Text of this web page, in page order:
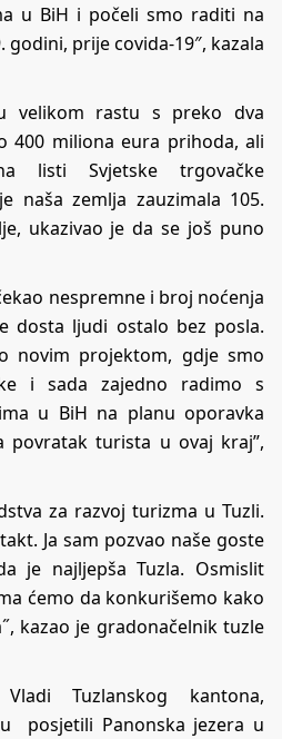
u BiH i počeli smo raditi na
godini, prije covida-19″, kazala
velikom rastu s preko dva
400 miliona eura prihoda, ali
listi Svjetske trgovačke
naša zemlja zauzimala 105.
ukazivao je da se još puno
nespremne i broj noćenja
dosta ljudi ostalo bez posla.
novim projektom, gdje smo
i sada zajedno radimo s
u BiH na planu oporavka
povratak turista u ovaj kraj”,
za razvoj turizma u Tuzli.
Ja sam pozvao naše goste
je najljepša Tuzla. Osmislit
ćemo da konkurišemo kako
kazao je gradonačelnik tuzle
Tuzlanskog kantona,
posjetili Panonska jezera u